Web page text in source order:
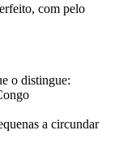
com pelo
o distingue:
a circundar